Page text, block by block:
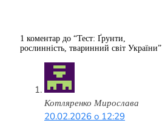
1 коментар до “Тест: Ґрунти,
рослинність, тваринний світ України”
Котляренко Мирослава
20.02.2026 о 12:29